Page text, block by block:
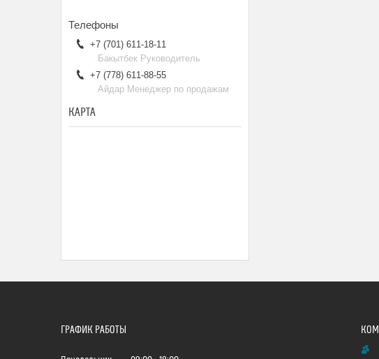
+7 (701) 611-18-11
Бакытбек Руководитель
+7 (778) 611-88-55
Айдар Менеджер по продажам
КАРТА
ГРАФИК РАБОТЫ